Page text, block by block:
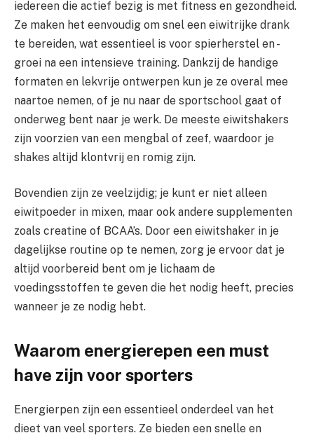
iedereen die actief bezig is met fitness en gezondheid.
Ze maken het eenvoudig om snel een eiwitrijke drank
te bereiden, wat essentieel is voor spierherstel en -
groei na een intensieve training. Dankzij de handige
formaten en lekvrije ontwerpen kun je ze overal mee
naartoe nemen, of je nu naar de sportschool gaat of
onderweg bent naar je werk. De meeste eiwitshakers
zijn voorzien van een mengbal of zeef, waardoor je
shakes altijd klontvrij en romig zijn.
Bovendien zijn ze veelzijdig; je kunt er niet alleen
eiwitpoeder in mixen, maar ook andere supplementen
zoals creatine of BCAA’s. Door een eiwitshaker in je
dagelijkse routine op te nemen, zorg je ervoor dat je
altijd voorbereid bent om je lichaam de
voedingsstoffen te geven die het nodig heeft, precies
wanneer je ze nodig hebt.
Waarom energierepen een must
have zijn voor sporters
Energierpen zijn een essentieel onderdeel van het
dieet van veel sporters. Ze bieden een snelle en